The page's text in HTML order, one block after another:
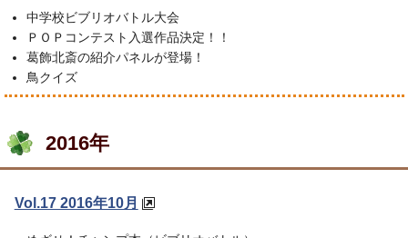
中学校ビブリオバトル大会
ＰＯＰコンテスト入選作品決定！！
葛飾北斎の紹介パネルが登場！
鳥クイズ
2016年
Vol.17 2016年10月